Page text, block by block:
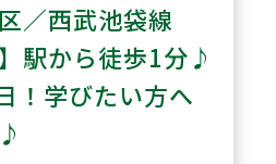
上社宅や住宅補助
っ越し費用を幅広
ます。地域限定勤
用できる住宅補助
貸・戸建てのどち
／西武池袋線
駅から徒歩1分♪
！学びたい方へ